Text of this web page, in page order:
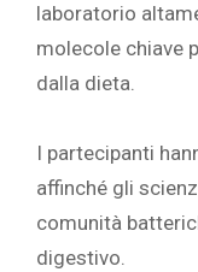
laboratorio
molecole chiave
dalla dieta.
I partecipanti
affinché gli
comunità
digestivo.